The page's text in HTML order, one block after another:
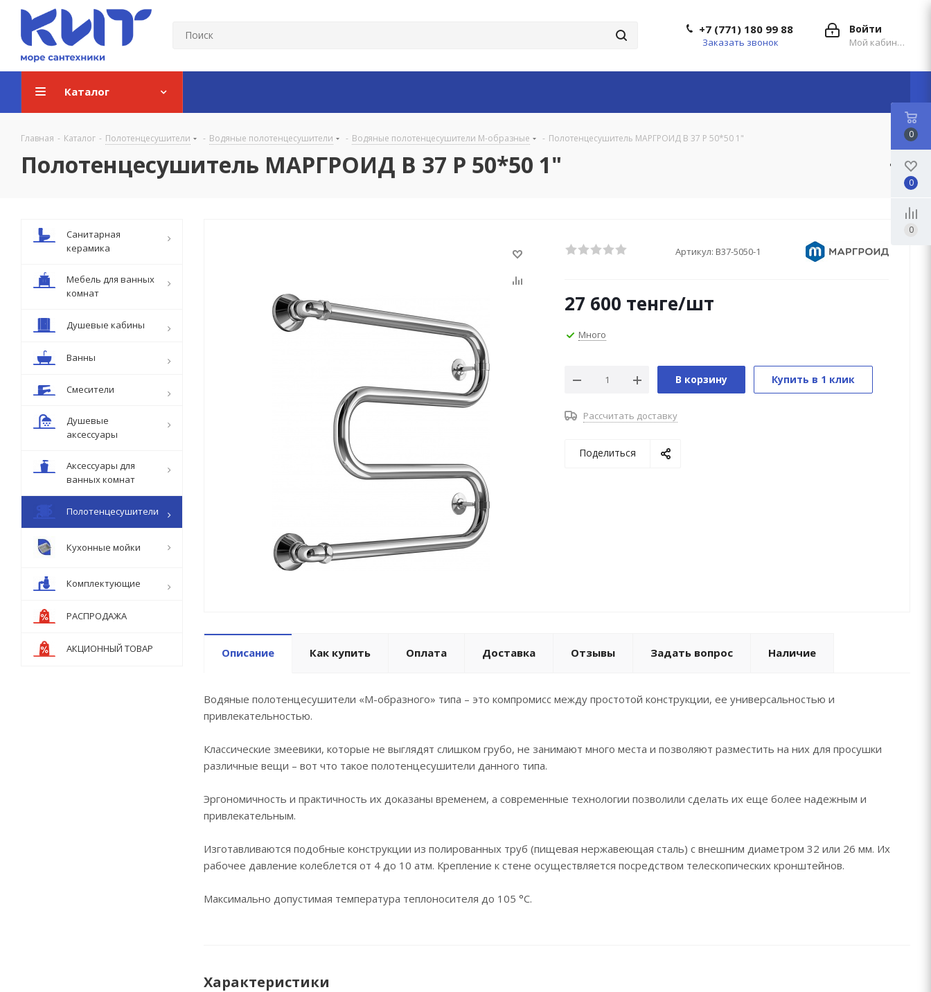
Войти
Мой кабинет
+7 (771) 180 99 88
Заказать звонок
Каталог
Главная - Каталог - Полотенцесушители - Водяные полотенцесушители - Водяные полотенцесушители М-образные - Полотенцесушитель МАРГРОИД В 37 Р 50*50 1"
Полотенцесушитель МАРГРОИД В 37 Р 50*50 1"
Артикул: В37-5050-1
27 600 тенге/шт
Много
В корзину Купить в 1 клик
Рассчитать доставку
Поделиться
Описание Как купить Оплата Доставка Отзывы Задать вопрос Наличие
Водяные полотенцесушители «М-образного» типа – это компромисс между простотой конструкции, ее универсальностью и
привлекательностью.
Классические змеевики, которые не выглядят слишком грубо, не занимают много места и позволяют разместить на них для просушки
различные вещи – вот что такое полотенцесушители данного типа.
Эргономичность и практичность их доказаны временем, а современные технологии позволили сделать их еще более надежным и
привлекательным.
Изготавливаются подобные конструкции из полированных труб (пищевая нержавеющая сталь) с внешним диаметром 32 или 26 мм. Их
рабочее давление колеблется от 4 до 10 атм. Крепление к стене осуществляется посредством телескопических кронштейнов.
Максимально допустимая температура теплоносителя до 105 °C.
Характеристики
Санитарная
керамика
Мебель для ванных
комнат
Душевые кабины
Ванны
Смесители
Душевые
аксессуары
Аксессуары для
ванных комнат
Полотенцесушители
Кухонные мойки
Комплектующие
РАСПРОДАЖА
АКЦИОННЫЙ ТОВАР
0
0
0